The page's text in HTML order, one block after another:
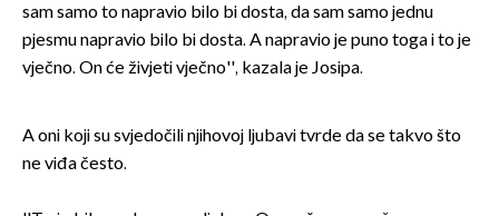
sam samo to napravio bilo bi dosta, da sam samo jednu
pjesmu napravio bilo bi dosta. A napravio je puno toga i to je
vječno. On će živjeti vječno'', kazala je Josipa.
A oni koji su svjedočili njihovoj ljubavi tvrde da se takvo što
ne viđa često.